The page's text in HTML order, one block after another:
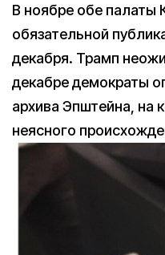
В ноябре обе палаты
обязательной
декабря. Трамп
декабре демократы
архива Эпштейна, на
неясного